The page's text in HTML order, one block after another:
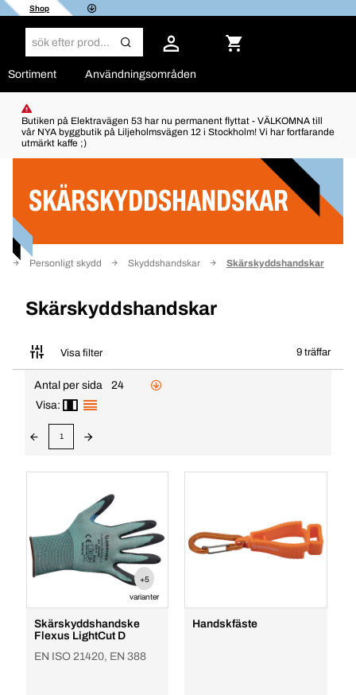
Shop
Sortiment Användningsområden
Butiken på Elektravägen 53 har nu permanent flyttat - VÄLKOMNA till
vår NYA byggbutik på Liljeholmsvägen 12 i Stockholm! Vi har fortfarande
utmärkt kaffe ;)
SKÄRSKYDDSHANDSKAR
Personligt skydd Skyddshandskar Skärskyddshandskar
Skärskyddshandskar
Visa filter 9 träffar
Filter
Antal per sida
24
Visa:
1
+5
varianter
Skärskyddshandske
Flexus LightCut D
EN ISO 21420, EN 388
Handskfäste